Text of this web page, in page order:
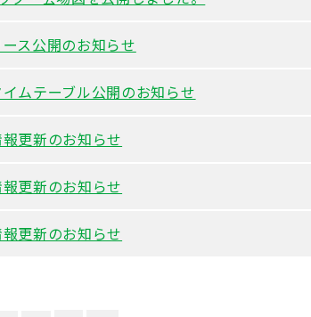
ス公開のお知らせ
ムテーブル公開のお知らせ
更新のお知らせ
更新のお知らせ
更新のお知らせ